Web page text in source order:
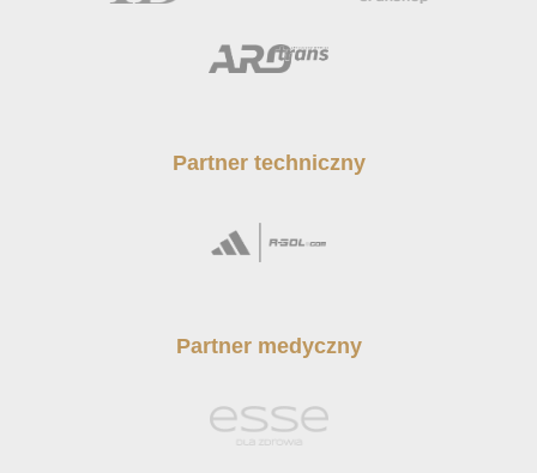
Partner techniczny
Partner medyczny